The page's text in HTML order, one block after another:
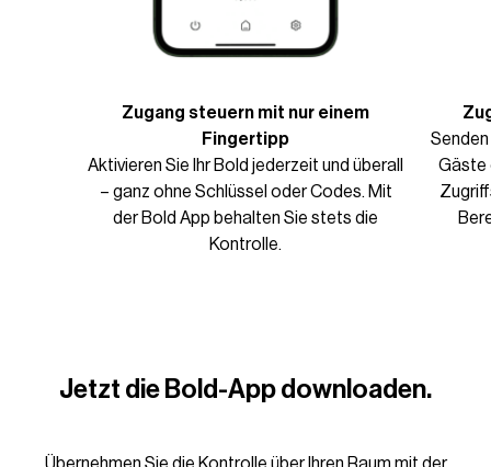
Zugang steuern mit nur einem
Fingertipp
Aktivieren Sie Ihr Bold jederzeit und überall
– ganz ohne Schlüssel oder Codes. Mit
der Bold App behalten Sie stets die
Kontrolle.
Gäste
Jetzt die Bold-App downloaden.